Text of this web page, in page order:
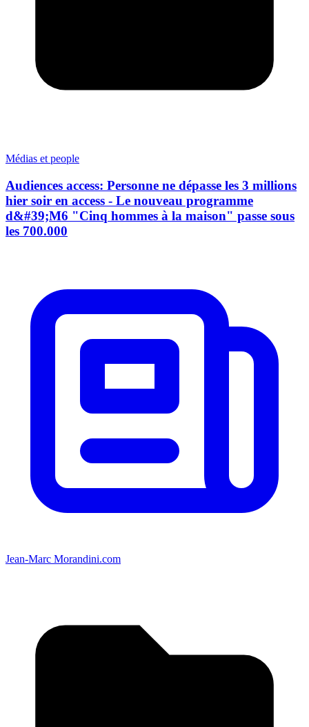
Médias et people
Audiences access: Personne ne dépasse les 3 millions
hier soir en access - Le nouveau programme
d&#39;M6 "Cinq hommes à la maison" passe sous
les 700.000
Jean-Marc Morandini.com